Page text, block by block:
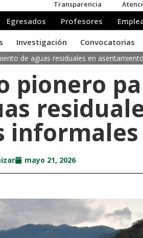
de aguas residuales en
pionero
informales
mayo 21, 2026